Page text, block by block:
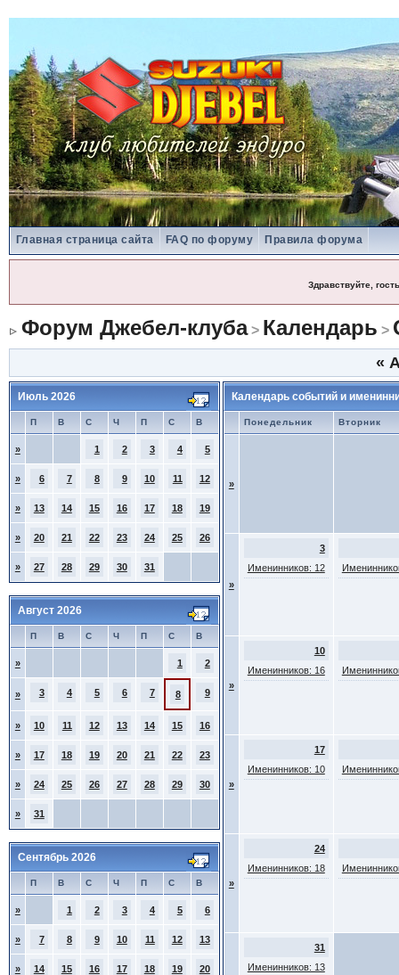
Главная страница сайта FAQ по форуму Правила форума
Здравствуйте, гость
Форум Джебел-клуба> Календарь >
«
Июль 2026
П В С Ч П С В
» 1 2 3 4 5
» 6 7 8 9 10 11 12
» 13 14 15 16 17 18 19
» 20 21 22 23 24 25 26
» 27 28 29 30 31
Август 2026
П В С Ч П С В
» 1 2
» 3 4 5 6 7 8 9
» 10 11 12 13 14 15 16
» 17 18 19 20 21 22 23
» 24 25 26 27 28 29 30
» 31
Сентябрь 2026
П В С Ч П С В
» 1 2 3 4 5 6
» 7 8 9 10 11 12 13
» 14 15 16 17 18 19 20
Календарь событий и
Понедельник Вторник
»
»
3
Именинников: 12
»
10
Именинников: 16
»
17
Именинников: 10
»
24
Именинников: 18
31
Именинников: 13